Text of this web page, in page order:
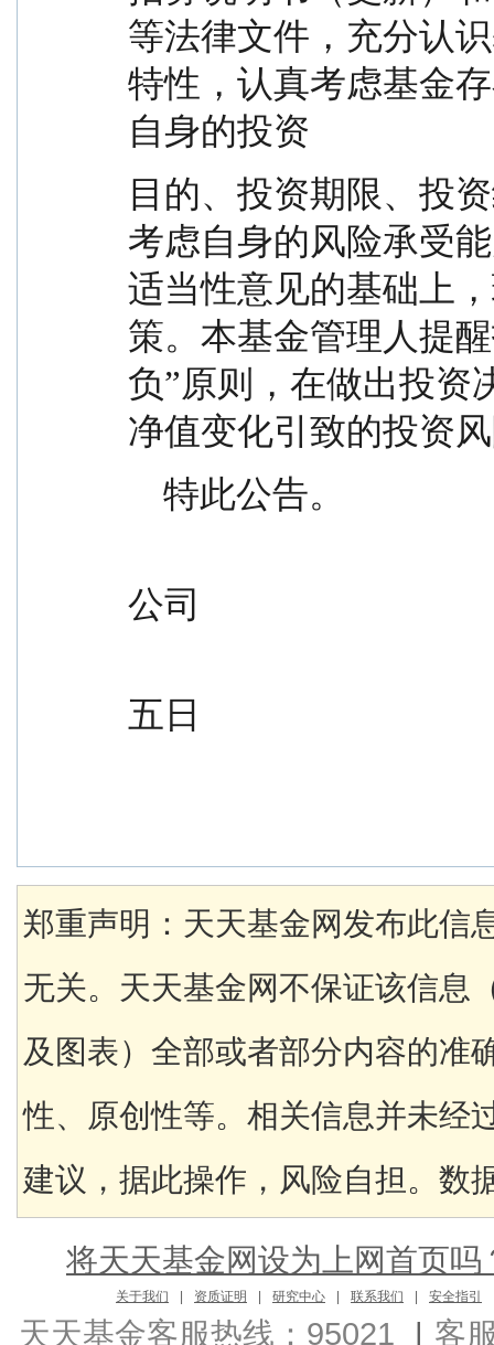
等法律文件，充分认
特性，认真考虑基金
自身的投资
目的、投资期限、投
考虑自身的风险承受
适当性意见的基础上
策。本基金管理人提
负”原则，在做出投资
净值变化引致的投资
    特此公告。
公司
五日
郑重声明：天天基金网发布此信
无关。天天基金网不保证该信息
及图表）全部或者部分内容的准
性、原创性等。相关信息并未经
建议，据此操作，风险自担。数
将天天基金网设为上网首页吗
关于我们 资质证明 研究中心 联系我们 安全指引
天天基金客服热线：95021 | 客